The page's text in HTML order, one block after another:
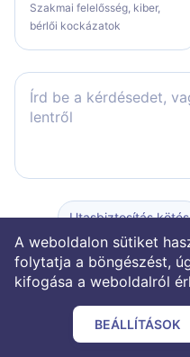
Szakmai felelősség, kiber,
bérlői kockázatok
Írd be a kérdésedet,
Utasbiztosítás kötés
Autós asszisztencia
A weboldalon sütiket
folytatja a böngészést,
kifogása a weboldalról
BEÁLLÍTÁSOK